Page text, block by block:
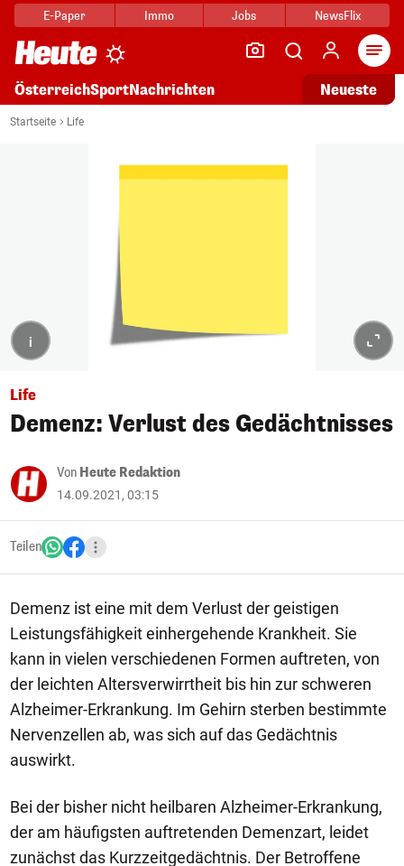
E-Paper Immo Jobs NewsFlix
ÖsterreichSportNachrichten Neueste
Startseite Life
i
Life
Demenz: Verlust des Gedächtnisses
Von Heute Redaktion
14.09.2021, 03:15
Teilen
Demenz ist eine mit dem Verlust der geistigen
Leistungsfähigkeit einhergehende Krankheit. Sie
kann in vielen verschiedenen Formen auftreten, von
der leichten Altersverwirrtheit bis hin zur schweren
Alzheimer-Erkrankung. Im Gehirn sterben bestimmte
Nervenzellen ab, was sich auf das Gedächtnis
auswirkt.
Bei der bisher nicht heilbaren Alzheimer-Erkrankung,
der am häufigsten auftretenden Demenzart, leidet
zunächst das Kurzzeitgedächtnis. Der Betroffene